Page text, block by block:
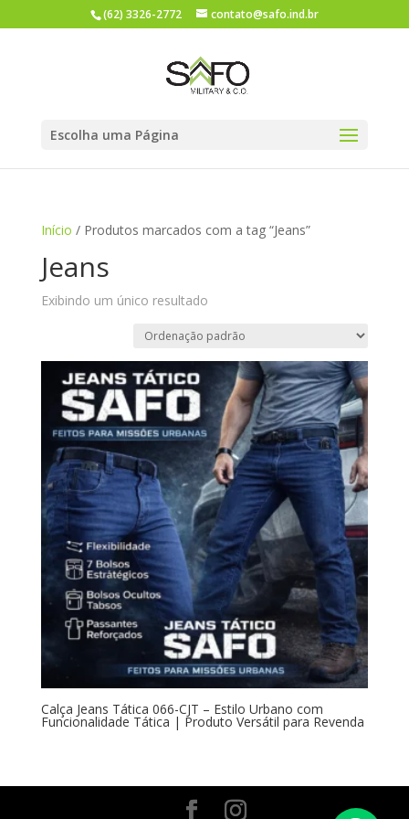
(62) 3326-2772 contato@safo.ind.br
Escolha uma Página
Início / Produtos marcados com a tag “Jeans”
Jeans
Exibindo um único resultado
Calça Jeans Tática 066-CJT – Estilo Urbano com
Funcionalidade Tática | Produto Versátil para Revenda